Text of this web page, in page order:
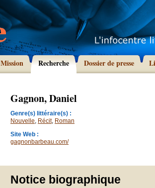
Mission Recherche Dossier de presse
Gagnon, Daniel
Genre(s) littéraire(s) :
Nouvelle, Récit, Roman
Site Web :
gagnonbarbeau.com/
Notice biographique